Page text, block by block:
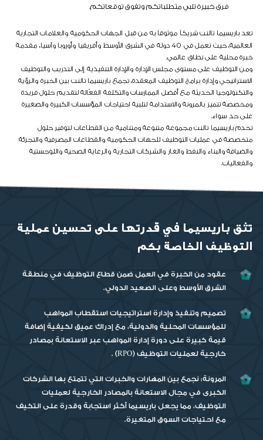
فرق خبيرة تلبي متطلباتكم وتفوق توقعاتكم.
تعد باريسيما تالنت شريكاً موثوقاً به من قبل الجهات الحكومية والعلامات التجارية
العالمية، حيث تعمل في 40دولة في الشرق الأوسط وأفريقيا وأوروبا وآسيا، مقدمةً
خبرة محلية على نطاق عالمي.
ومن التوظيف على مستوى مجلس الإدارة والإدارة التنفيذية إلى التدريب والتوظيف
الاستراتيجي وإدارة برامج التوظيف المعقدة، تجمع باريسيما تالنت بين الخبرة والرؤية
والتكنولوجيا الحديثة مع أفضل الممارسات والتكلفة الفعّالة لتقديم حلول فريدة
ومخصصة تتميز بالمرونة والاستدامة لتلبية احتياجات المؤسسات الكبيرة والصغيرة
على حد سواء.
تخدم باريسيما تالنت مجموعة متنوعة ومتنامية من القطاعات لتوفير حلول
متخصصة في عمليات التوظيف للجهات الحكومية والقطاعات المصرفية والتجزئة
والضيافة والبناء والنفط والغاز والشركات التجارية والرعاية الصحية واللوجستية
والفعاليات.
تثق باريسيما في قدرتها على تحسين عملية
التوظيف الخاصة بكم
عقود من الخبرة في العمل ضمن قطاع التوظيف في منطقة
الشرق الأوسط وعلى الصعيد الدولي.
تصميم وتنفيذ وإدارة استراتيجيات استقطاب المواهب
للمؤسسات المحلية والدولية، مع إدراك عميق لكيفية إضافة
قيمة كبيرة على دورة إدارة المواهب عبر الاستعانة بمصادر
خارجية لعمليات التوظيف (RPO) .
المرونة: نجمع بين المهارات والخبرات التي تتمتع بها الشركات
الكبرى في مجال الاستعانة بالمصادر الخارجية لعمليات
التوظيف، مما يجعل باريسيما أكثر استجابة وقدرة على التكيف
مع احتياجات السوق المتغيرة.